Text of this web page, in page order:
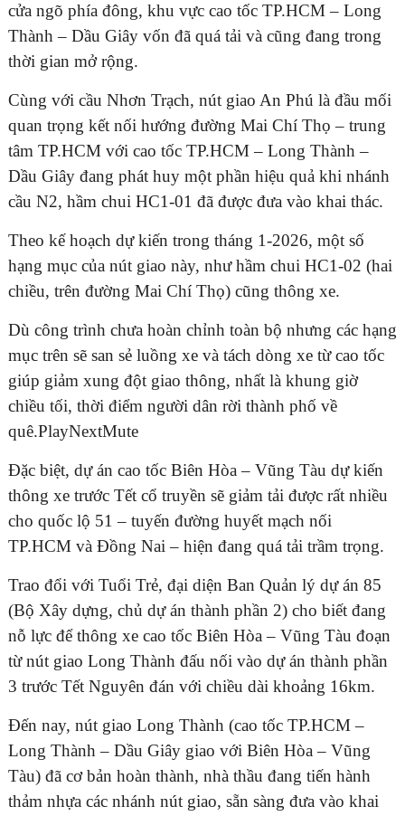
cửa ngõ phía đông, khu vực cao tốc TP.HCM – Long
Thành – Dầu Giây vốn đã quá tải và cũng đang trong
thời gian mở rộng.
Cùng với cầu Nhơn Trạch, nút giao An Phú là đầu mối
quan trọng kết nối hướng đường Mai Chí Thọ – trung
tâm TP.HCM với cao tốc TP.HCM – Long Thành –
Dầu Giây đang phát huy một phần hiệu quả khi nhánh
cầu N2, hầm chui HC1-01 đã được đưa vào khai thác.
Theo kế hoạch dự kiến trong tháng 1-2026, một số
hạng mục của nút giao này, như hầm chui HC1-02 (hai
chiều, trên đường Mai Chí Thọ) cũng thông xe.
Dù công trình chưa hoàn chỉnh toàn bộ nhưng các hạng
mục trên sẽ san sẻ luồng xe và tách dòng xe từ cao tốc
giúp giảm xung đột giao thông, nhất là khung giờ
chiều tối, thời điểm người dân rời thành phố về
quê.PlayNextMute
Đặc biệt, dự án cao tốc Biên Hòa – Vũng Tàu dự kiến
thông xe trước Tết cổ truyền sẽ giảm tải được rất nhiều
cho quốc lộ 51 – tuyến đường huyết mạch nối
TP.HCM và Đồng Nai – hiện đang quá tải trầm trọng.
Trao đổi với Tuổi Trẻ, đại diện Ban Quản lý dự án 85
(Bộ Xây dựng, chủ dự án thành phần 2) cho biết đang
nỗ lực để thông xe cao tốc Biên Hòa – Vũng Tàu đoạn
từ nút giao Long Thành đấu nối vào dự án thành phần
3 trước Tết Nguyên đán với chiều dài khoảng 16km.
Đến nay, nút giao Long Thành (cao tốc TP.HCM –
Long Thành – Dầu Giây giao với Biên Hòa – Vũng
Tàu) đã cơ bản hoàn thành, nhà thầu đang tiến hành
thảm nhựa các nhánh nút giao, sẵn sàng đưa vào khai
ĐĂNG KÝ TƯ VẤN MIỄN PHÍ